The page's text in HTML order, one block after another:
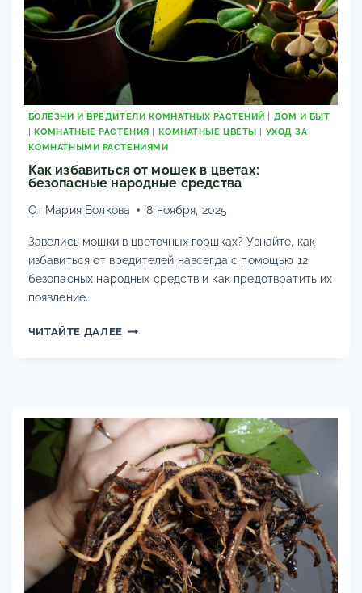
БОЛЕЗНИ И ВРЕДИТЕЛИ КОМНАТНЫХ РАСТЕНИЙ | ДОМ И БЫТ
| КОМНАТНЫЕ РАСТЕНИЯ | КОМНАТНЫЕ ЦВЕТЫ | УХОД ЗА
КОМНАТНЫМИ РАСТЕНИЯМИ
Как избавиться от мошек в цветах:
безопасные народные средства
От Мария Волкова 8 ноября, 2025
Завелись мошки в цветочных горшках? Узнайте, как
избавиться от вредителей навсегда с помощью 12
безопасных народных средств и как предотвратить их
появление.
ЧИТАЙТЕ ДАЛЕЕКАК
БЕЗОПАСНЫЕ
НАРОДНЫЕ
СРЕДСТВА